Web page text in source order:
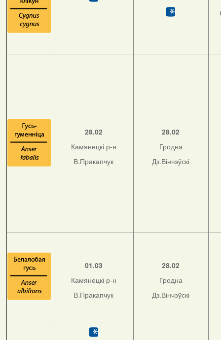
28.02
Камянецкі р-н
В.Пракапчук
28.02
Гродна
Дз.Вінчэўскі
01.03
Камянецкі р-н
В.Пракапчук
28.02
Гродна
Дз.Вінчэўскі